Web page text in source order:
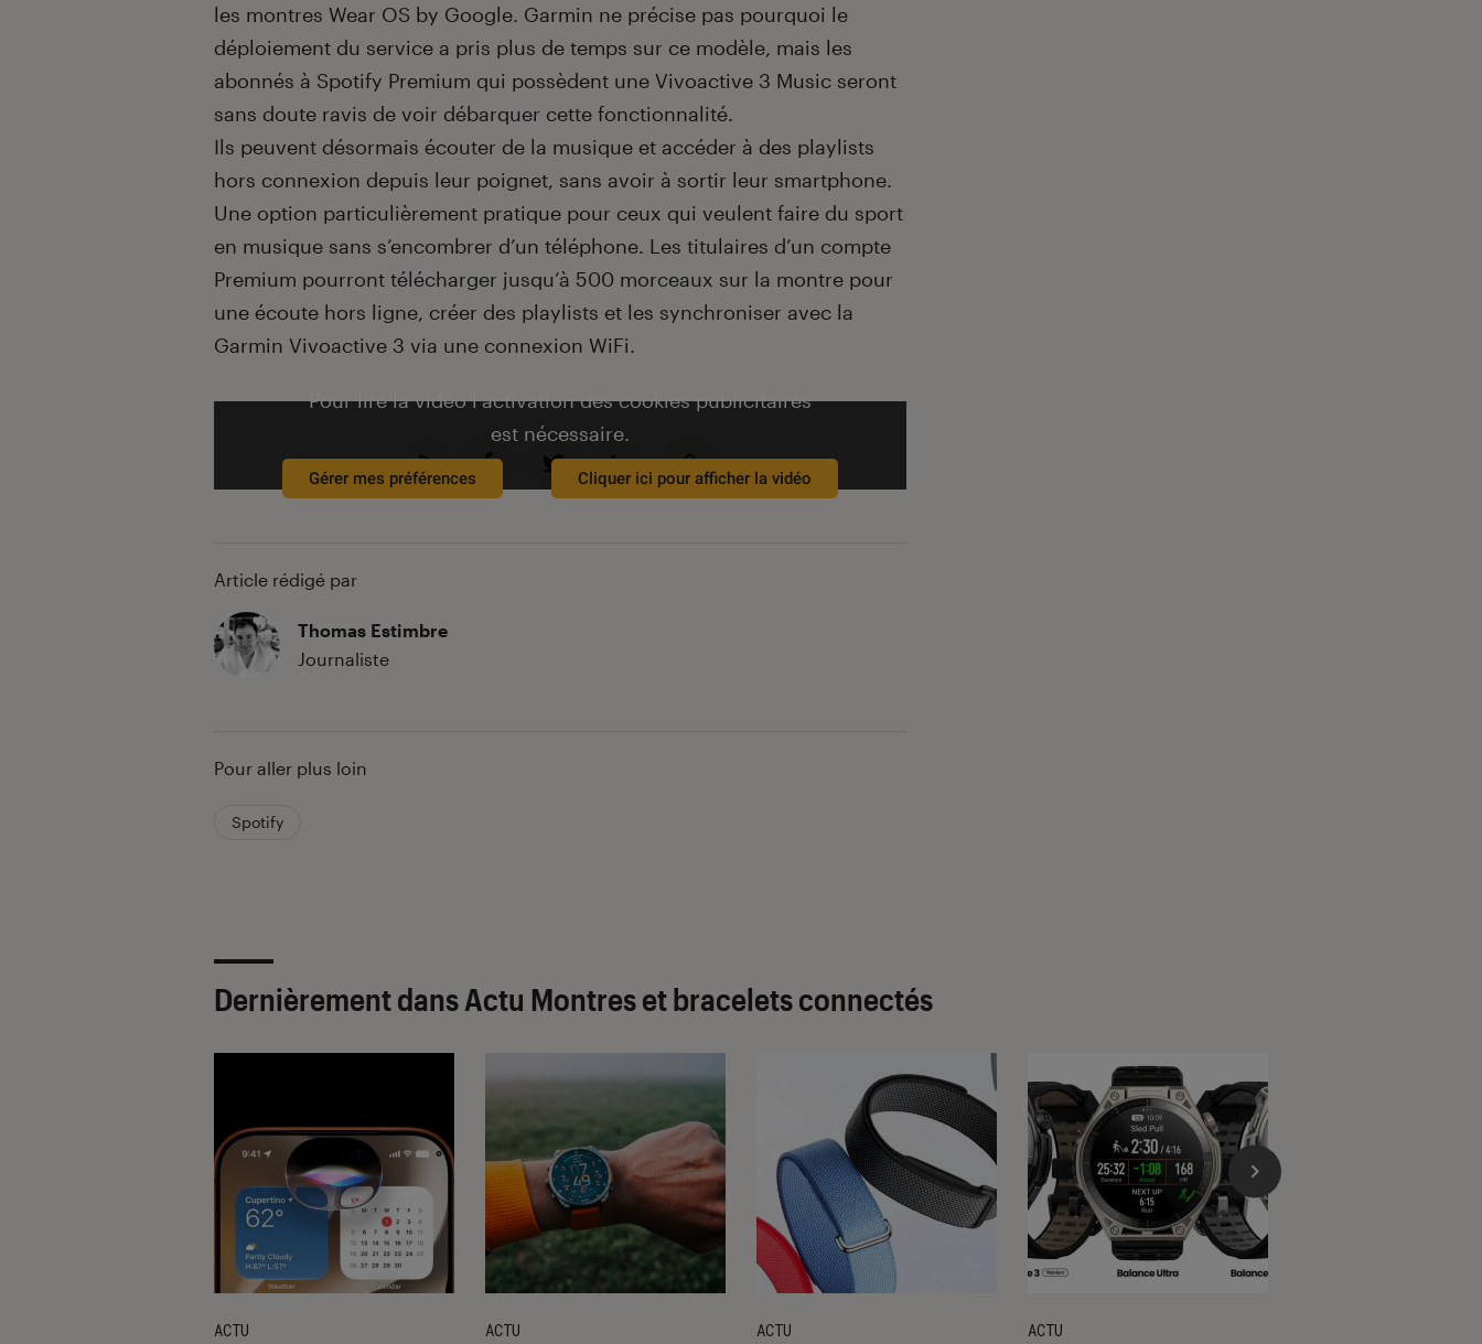
les montres Wear OS by Google. Garmin ne précise pas pourquoi le
déploiement du service a pris plus de temps sur ce modèle, mais les
abonnés à Spotify Premium qui possèdent une Vivoactive 3 Music seront
sans doute ravis de voir débarquer cette fonctionnalité.
Ils peuvent désormais écouter de la musique et accéder à des playlists
hors connexion depuis leur poignet, sans avoir à sortir leur smartphone.
Une option particulièrement pratique pour ceux qui veulent faire du sport
en musique sans s’encombrer d’un téléphone. Les titulaires d’un compte
Premium pourront télécharger jusqu’à 500 morceaux sur la montre pour
une écoute hors ligne, créer des playlists et les synchroniser avec la
Garmin Vivoactive 3 via une connexion WiFi.
Pour lire la vidéo l’activation des cookies publicitaires
est nécessaire.
Gérer mes préférences Cliquer ici pour afficher la vidéo
Article rédigé par
Thomas Estimbre
Journaliste
Pour aller plus loin
Spotify
Dernièrement dans Actu Montres et bracelets connectés
ACTU ACTU ACTU ACTU